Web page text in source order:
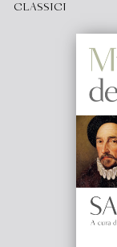
CLASSICI